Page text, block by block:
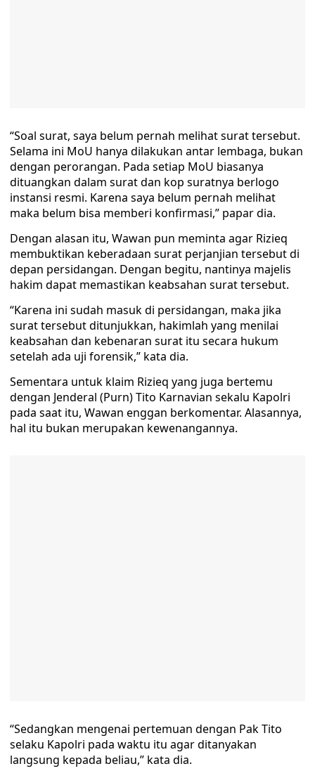
“Soal surat, saya belum pernah melihat surat tersebut.
Selama ini MoU hanya dilakukan antar lembaga, bukan
dengan perorangan. Pada setiap MoU biasanya
dituangkan dalam surat dan kop suratnya berlogo
instansi resmi. Karena saya belum pernah melihat
maka belum bisa memberi konfirmasi,” papar dia.
Dengan alasan itu, Wawan pun meminta agar Rizieq
membuktikan keberadaan surat perjanjian tersebut di
depan persidangan. Dengan begitu, nantinya majelis
hakim dapat memastikan keabsahan surat tersebut.
“Karena ini sudah masuk di persidangan, maka jika
surat tersebut ditunjukkan, hakimlah yang menilai
keabsahan dan kebenaran surat itu secara hukum
setelah ada uji forensik,” kata dia.
Sementara untuk klaim Rizieq yang juga bertemu
dengan Jenderal (Purn) Tito Karnavian sekalu Kapolri
pada saat itu, Wawan enggan berkomentar. Alasannya,
hal itu bukan merupakan kewenangannya.
“Sedangkan mengenai pertemuan dengan Pak Tito
selaku Kapolri pada waktu itu agar ditanyakan
langsung kepada beliau,” kata dia.